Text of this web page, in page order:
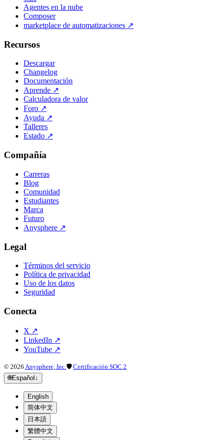
Agentes en la nube
Composer
marketplace de automatizaciones ↗
Recursos
Descargar
Changelog
Documentación
Aprende ↗
Calculadora de valor
Foro ↗
Ayuda ↗
Talleres
Estado ↗
Compañía
Carreras
Blog
Comunidad
Estudiantes
Marca
Futuro
Anysphere ↗
Legal
Términos del servicio
Política de privacidad
Uso de los datos
Seguridad
Conecta
X ↗
LinkedIn ↗
YouTube ↗
© 2026 Anysphere, Inc. 🛡 Certificación SOC 2
🌐Español ↓
English
简体中文
日本語
繁體中文